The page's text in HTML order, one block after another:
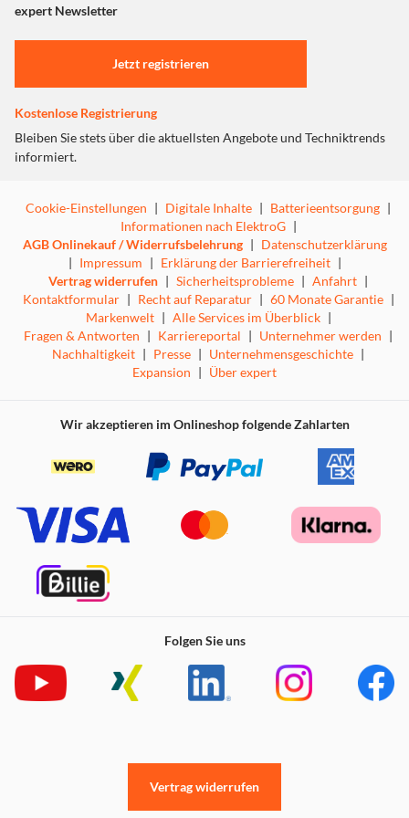
"Marketing".
Einstellungen anpassen
expert Newsletter
Jetzt registrieren
Kostenlose Registrierung
Bleiben Sie stets über die aktuellsten Angebote und Techniktrends
informiert.
Cookie-Einstellungen | Digitale Inhalte | Batterieentsorgung |
Informationen nach ElektroG |
AGB Onlinekauf / Widerrufsbelehrung | Datenschutzerklärung
| Impressum | Erklärung der Barrierefreiheit |
Vertrag widerrufen | Sicherheitsprobleme | Anfahrt |
Kontaktformular | Recht auf Reparatur | 60 Monate Garantie |
Markenwelt | Alle Services im Überblick |
Fragen & Antworten | Karriereportal | Unternehmer werden |
Nachhaltigkeit | Presse | Unternehmensgeschichte |
Expansion | Über expert
Wir akzeptieren im Onlineshop folgende Zahlarten
Folgen Sie uns
Vertrag widerrufen